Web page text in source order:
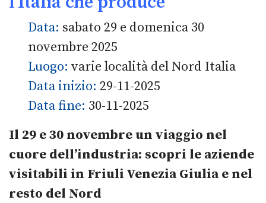
Data: sabato 29 e domenica 30
novembre 2025
Luogo: varie località del Nord Italia
Data inizio: 29-11-2025
Data fine: 30-11-2025
Il 29 e 30 novembre un viaggio nel
cuore dell’industria: scopri le aziende
visitabili in Friuli Venezia Giulia e nel
resto del Nord